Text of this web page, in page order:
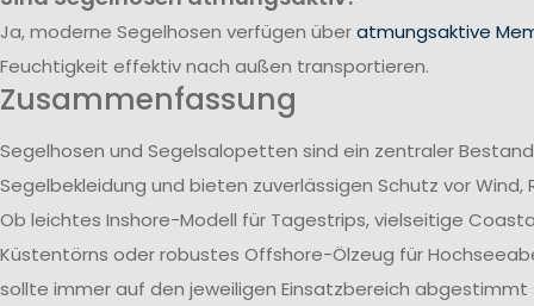
Ja, moderne Segelhosen verfügen überatmungsaktive
Feuchtigkeit effektiv nach außen transportieren.
Zusammenfassung
Segelhosen und Segelsalopetten sind ein zentraler
Segelbekleidung und bieten zuverlässigen Schutz vor Wind,
Ob leichtes Inshore-Modell für Tagestrips, vielseitige
Küstentörns oder robustes Offshore-Ölzeug für
sollte immer auf den jeweiligen Einsatzbereich abgestimmt